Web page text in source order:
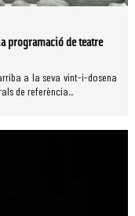
programació de teatre
a la seva vint-i-dosena
de referència...